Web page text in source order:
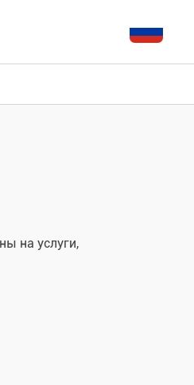
на услуги,